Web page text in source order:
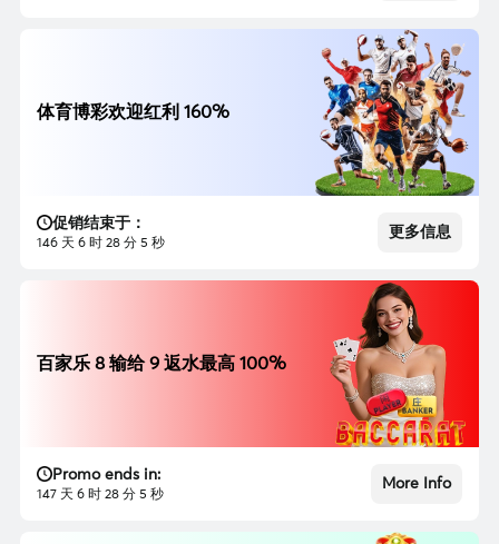
体育博彩欢迎红利 160%
促销结束于：
146 天 6 时 28 分 3 秒
更多信息
百家乐 8 输给 9 返水最高 100%
Promo ends in:
147 天 6 时 28 分 3 秒
More Info